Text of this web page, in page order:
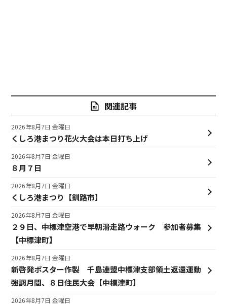
関連記事
くしろ港まつり花火大会は本日打ち上げ
2026年8月7日 金曜日
８月７日
2026年8月7日 金曜日
くしろ港まつり【釧路市】
2026年8月7日 金曜日
２９日、中標津空港で早朝滑走路ウォーク 参加者募集
【中標津町】
2026年8月7日 金曜日
新啓発ポスター作製 千島連盟中標津支部領土返還運動
強調月間、８日住民大会【中標津町】
2026年8月7日 金曜日
2026年8月7日 金曜日